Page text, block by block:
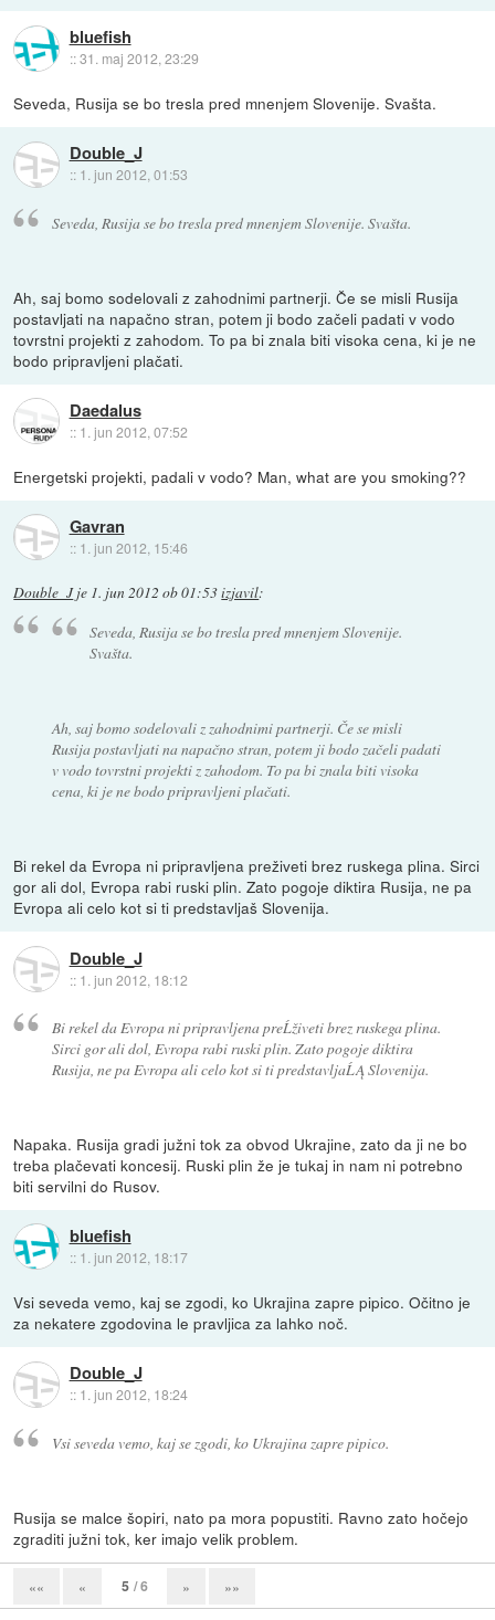
bluefish
::31. maj 2012, 23:29
Seveda, Rusija se bo tresla pred mnenjem Slovenije. Svašta.
Double_J
:: 1. jun 2012, 01:53
Seveda, Rusija se bo tresla pred mnenjem Slovenije. Svašta.
Ah, saj bomo sodelovali z zahodnimi partnerji. Če se misli Rusija
postavljati na napačno stran, potem ji bodo začeli padati v vodo
tovrstni projekti z zahodom. To pa bi znala biti visoka cena, ki je ne
bodo pripravljeni plačati.
Daedalus
:: 1. jun 2012, 07:52
Energetski projekti, padali v vodo? Man, what are you smoking??
Gavran
:: 1. jun 2012, 15:46
Double_Jje 1. jun 2012 ob 01:53izjavil:
Seveda, Rusija se bo tresla pred mnenjem Slovenije.
Svašta.
Ah, saj bomo sodelovali z zahodnimi partnerji. Če se misli
Rusija postavljati na napačno stran, potem ji bodo začeli padati
v vodo tovrstni projekti z zahodom. To pa bi znala biti visoka
cena, ki je ne bodo pripravljeni plačati.
Bi rekel da Evropa ni pripravljena preživeti brez ruskega plina. Sirci
gor ali dol, Evropa rabi ruski plin. Zato pogoje diktira Rusija, ne pa
Evropa ali celo kot si ti predstavljaš Slovenija.
Double_J
:: 1. jun 2012, 18:12
Bi rekel da Evropa ni pripravljena preĹživeti brez ruskega plina.
Sirci gor ali dol, Evropa rabi ruski plin. Zato pogoje diktira
Rusija, ne pa Evropa ali celo kot si ti predstavljaĹĄ Slovenija.
Napaka. Rusija gradi južni tok za obvod Ukrajine, zato da ji ne bo
treba plačevati koncesij. Ruski plin že je tukaj in nam ni potrebno
biti servilni do Rusov.
bluefish
:: 1. jun 2012, 18:17
Vsi seveda vemo, kaj se zgodi, ko Ukrajina zapre pipico. Očitno je
za nekatere zgodovina le pravljica za lahko noč.
Double_J
:: 1. jun 2012, 18:24
Vsi seveda vemo, kaj se zgodi, ko Ukrajina zapre pipico.
Rusija se malce šopiri, nato pa mora popustiti. Ravno zato hočejo
zgraditi južni tok, ker imajo velik problem.
«« « 5 / 6 » »»